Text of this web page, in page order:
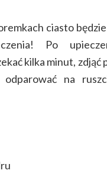
ciasto
Po
kilka minut, zdjąć
na